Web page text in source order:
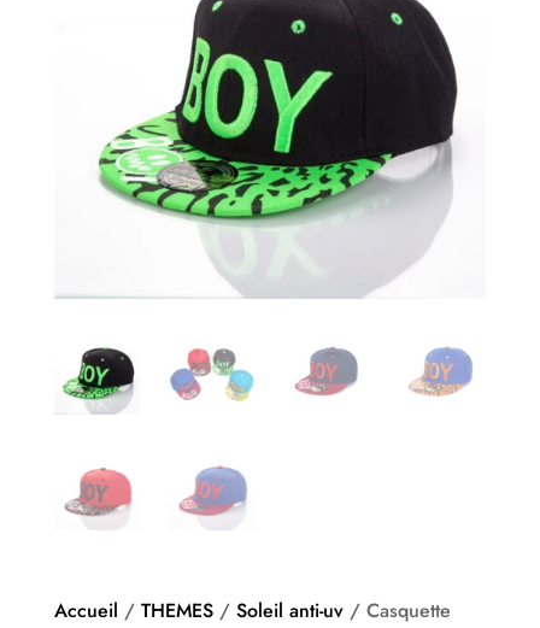
Accueil / THEMES/ Soleil anti-uv/ Casquette